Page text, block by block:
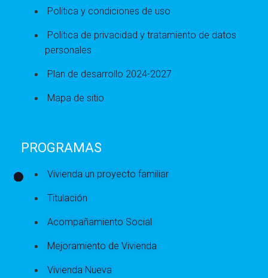
Política y condiciones de uso
Política de privacidad y tratamiento de datos
personales
Plan de desarrollo 2024-2027
Mapa de sitio
PROGRAMAS
Vivienda un proyecto familiar
Titulación
Acompañamiento Social
Mejoramiento de Vivienda
Vivienda Nueva